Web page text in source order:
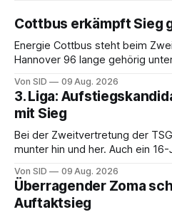
Cottbus erkämpft Sieg
Energie Cottbus steht beim
Hannover 96 lange gehörig
Von SID 09 Aug. 2026
3. Liga:
mit Sieg
Bei der Zweitvertretung der
munter hin und her. Auch ein
Von SID 09 Aug. 2026
Überragender Zoma
Auftaktsieg